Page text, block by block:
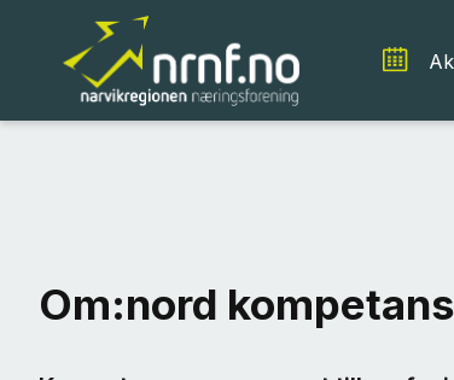
Om:nord